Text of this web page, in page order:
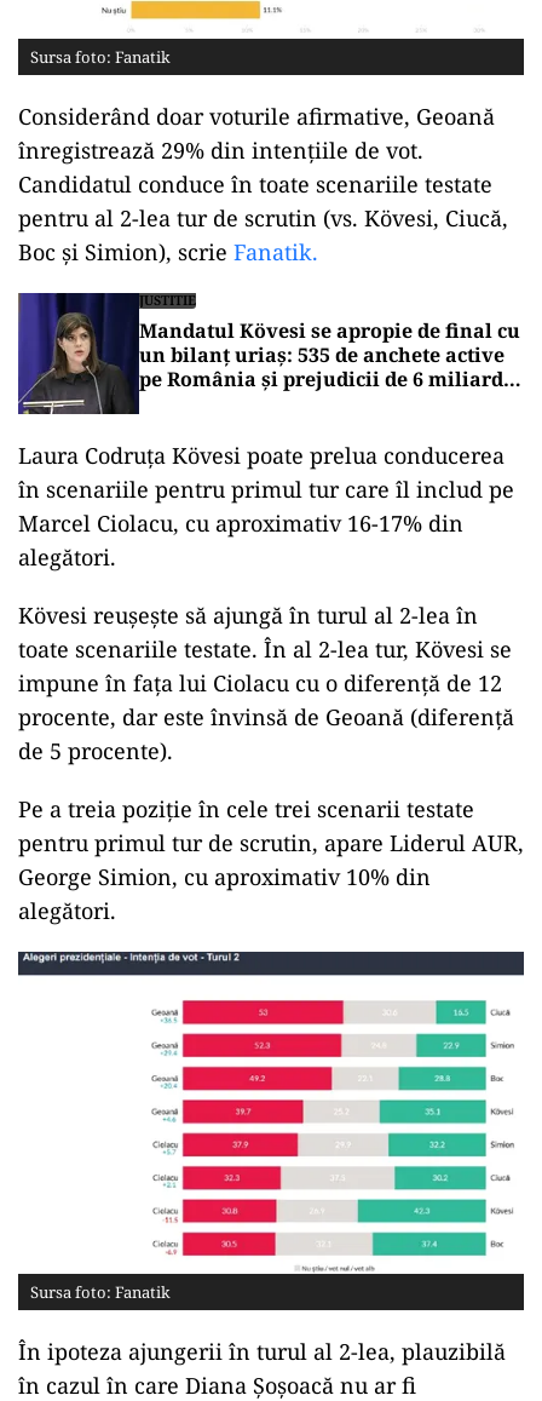
Sursa foto: Fanatik
Considerând doar voturile afirmative, Geoană
înregistrează 29% din intențiile de vot.
Candidatul conduce în toate scenariile testate
pentru al 2-lea tur de scrutin (vs. Kövesi, Ciucă,
Boc și Simion), scrie Fanatik.
JUSTITIE
Mandatul Kövesi se apropie de final cu
un bilanț uriaș: 535 de anchete active
pe România și prejudicii de 6 miliarde
Laura Codruța Kövesi poate prelua conducerea
în scenariile pentru primul tur care îl includ pe
Marcel Ciolacu, cu aproximativ 16-17% din
alegători.
Kövesi reușește să ajungă în turul al 2-lea în
toate scenariile testate. În al 2-lea tur, Kövesi se
impune în fața lui Ciolacu cu o diferență de 12
procente, dar este învinsă de Geoană (diferență
de 5 procente).
Pe a treia poziție în cele trei scenarii testate
pentru primul tur de scrutin, apare Liderul AUR,
George Simion, cu aproximativ 10% din
alegători.
Sursa foto: Fanatik
În ipoteza ajungerii în turul al 2-lea, plauzibilă
în cazul în care Diana Șoșoacă nu ar fi